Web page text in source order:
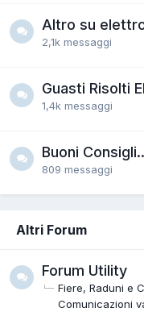
Altro su
2,1k messaggi
Guasti Risolti
1,4k messaggi
Buoni
809 messaggi
Altri Forum
Forum Utility
Fiere, Raduni e
Comunicazioni